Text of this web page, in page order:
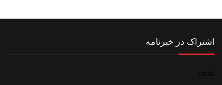
اشتراک در خبرنامه